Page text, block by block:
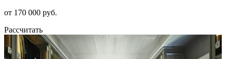
от 170 000 руб.
Рассчитать